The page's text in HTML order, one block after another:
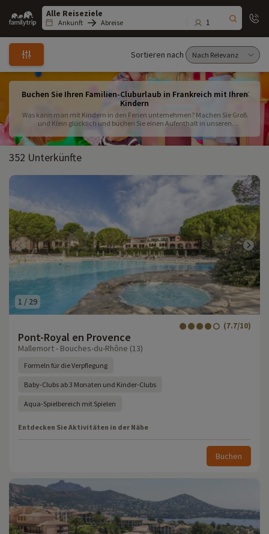
Family
trip
Ankunft Abreise 1
Sortieren nach
Buchen Sie Ihren Familien-Cluburlaub in Frankreich mit Ihren
Kindern
Was kann man mit Kindern in den Ferien unternehmen? Machen Sie Groß
und Klein glücklich und buchen Sie einen Aufenthalt in unseren
um neue Freunde zu finden und sich in einem sicheren Umfeld zu bewegen.
Egal wie alt Ihr Kind ist, die Animationen im Kinderclub werden ihm in
352 Unterkünfte
1 / 29
Pont-Royal en Provence
(7.7/10)
Mallemort - Bouches-du-Rhône (13)
Formeln für die Verpflegung
Baby-Clubs ab 3 Monaten und Kinder-Clubs
Aqua-Spielbereich mit Spielen
Entdecken Sie Aktivitäten in der Nähe
Buchen